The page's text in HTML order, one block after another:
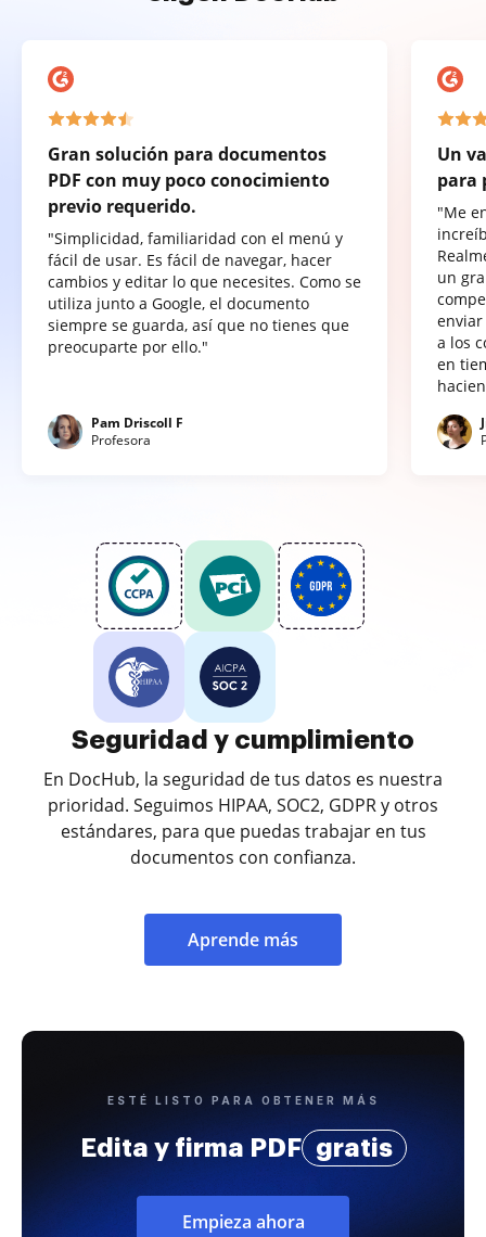
Gran solución para documentos
PDF con muy poco conocimiento
previo requerido.
"Simplicidad, familiaridad con el menú y
fácil de usar. Es fácil de navegar, hacer
cambios y editar lo que necesites. Como se
utiliza junto a Google, el documento
siempre se guarda, así que no tienes que
preocuparte por ello."
Pam Driscoll F
Profesora
Un
para
"Me
un
a los
en
Seguridad y cumplimiento
En DocHub, la seguridad de tus datos es nuestra
prioridad. Seguimos HIPAA, SOC2, GDPR y otros
estándares, para que puedas trabajar en tus
documentos con confianza.
Aprende más
ESTÉ LISTO PARA OBTENER MÁS
Edita y firma PDF gratis
Empieza ahora